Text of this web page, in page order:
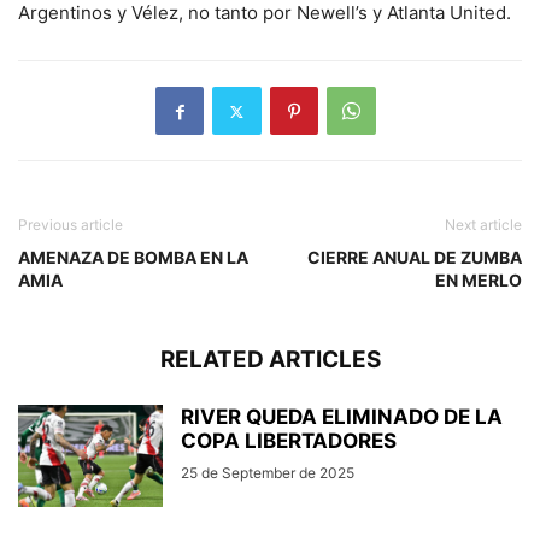
Argentinos y Vélez, no tanto por Newell’s y Atlanta United.
Previous article
AMENAZA DE BOMBA EN LA
AMIA
Next article
CIERRE ANUAL DE ZUMBA
EN MERLO
RELATED ARTICLES
RIVER QUEDA ELIMINADO DE LA
COPA LIBERTADORES
25 de September de 2025